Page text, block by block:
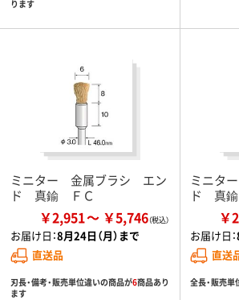
ります
ミニター 金属ブラシ エン
ド 真鍮 ＦＣ
￥2,951 ￥5,746
お届け日：8月24日（月）まで
直送品
刃長・備考・販売単位違いの商品が6商品あり
ます
ミニタ
ド 真
￥
お届け日：
直送
全長・販売